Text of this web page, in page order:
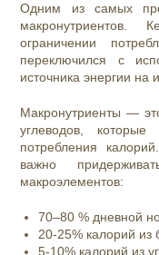
Одним из самых
макронутриентов.
ограничении
переключился с
источника энергии на
Макронутриенты —
углеводов,
потребления
важно
макроэлементов:
70–80 % дневной
20-25% калорий из
5-10% калорий из